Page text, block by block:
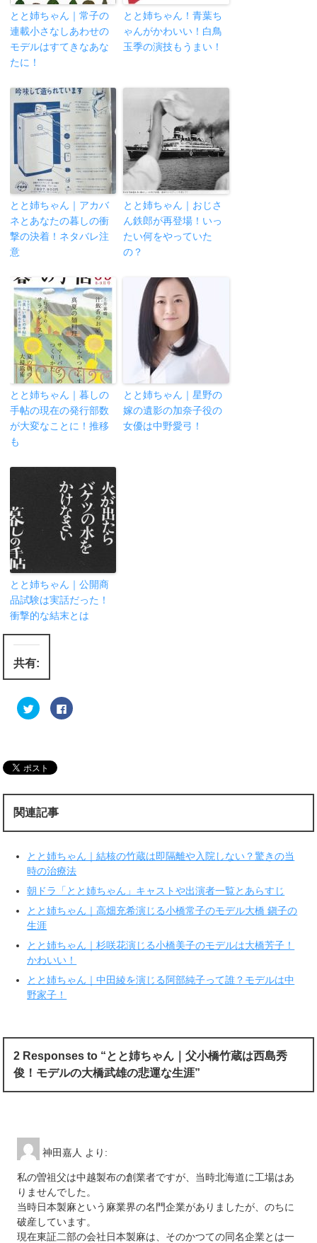
とと姉ちゃん｜常子の
連載小さなしあわせの
モデルはすてきなあな
たに！
とと姉ちゃん！青葉ち
ゃんがかわいい！白鳥
玉季の演技もうまい！
とと姉ちゃん｜アカバ
ネとあなたの暮しの衝
撃の決着！ネタバレ注
意
とと姉ちゃん｜おじさ
ん鉄郎が再登場！いっ
たい何をやっていた
の？
とと姉ちゃん｜暮しの
手帖の現在の発行部数
が大変なことに！推移
も
とと姉ちゃん｜星野の
嫁の遺影の加奈子役の
女優は中野愛弓！
とと姉ちゃん｜公開商
品試験は実話だった！
衝撃的な結末とは
共有:
ク
リ
w
i
e
r
で
有
新
し
い
ウ
ィ
ン
ウ
で
開
ま
す
)
F
a
す
ク
ク
し
て
だ
い
(
い
ウ
ィ
ン
ド
ウ
)
関連記事
とと姉ちゃん｜結核の竹蔵は即隔離や入院しない？驚きの当
時の治療法
朝ドラ「とと姉ちゃん」キャストや出演者一覧とあらすじ
とと姉ちゃん｜高畑充希演じる小橋常子のモデル大橋 鎭子の
生涯
とと姉ちゃん｜杉咲花演じる小橋美子のモデルは大橋芳子！
かわいい！
とと姉ちゃん｜中田綾を演じる阿部純子って誰？モデルは中
野家子！
2 Responses to “とと姉ちゃん｜父小橋竹蔵は西島秀
俊！モデルの大橋武雄の悲運な生涯”
神田嘉人 より:
私の曽祖父は中越製布の創業者ですが、当時北海道に工場はあ
りませんでした。
当時日本製麻という麻業界の名門企業がありましたが、のちに
破産しています。
現在東証二部の会社日本製麻は、そのかつての同名企業とは一